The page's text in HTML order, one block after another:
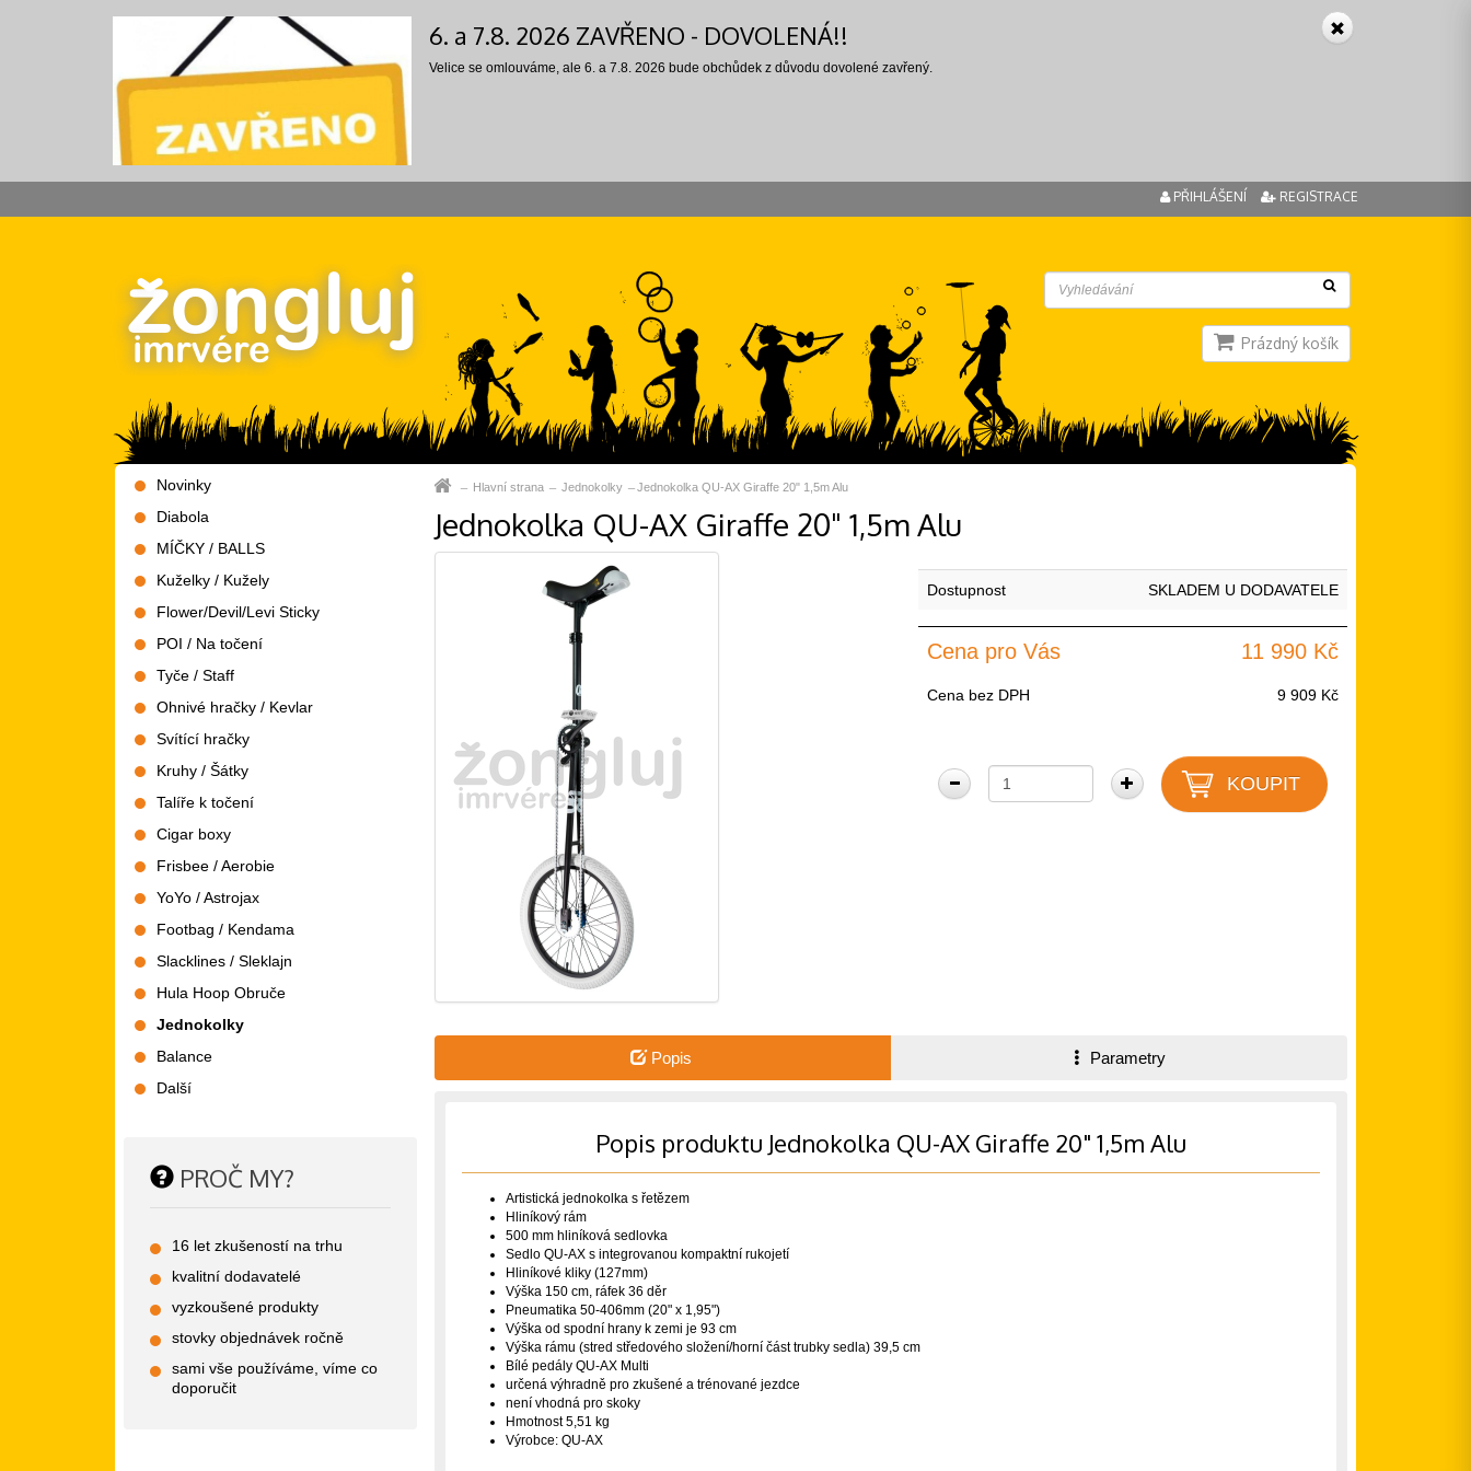
6. a 7.8. 2026 ZAVŘENO - DOVOLENÁ!!
Velice se omlouváme, ale 6. a 7.8. 2026 bude obchůdek z důvodu dovolené zavřený.
PŘIHLÁŠENÍ REGISTRACE
Prázdný košík
Hlavní strana Jednokolky Jednokolka QU-AX Giraffe 20" 1,5m Alu
Jednokolka QU-AX Giraffe 20" 1,5m Alu
Dostupnost SKLADEM U DODAVATELE
Cena pro Vás 11 990 Kč
Cena bez DPH 9 909 Kč
Popis Parametry
Popis produktu Jednokolka QU-AX Giraffe 20" 1,5m Alu
Artistická jednokolka s řetězem
Hliníkový rám
500 mm hliníková sedlovka
Sedlo QU-AX s integrovanou kompaktní rukojetí
Hliníkové kliky (127mm)
Výška 150 cm, ráfek 36 děr
Pneumatika 50-406mm (20" x 1,95")
Výška od spodní hrany k zemi je 93 cm
Výška rámu (stred středového složení/horní část trubky sedla) 39,5 cm
Bílé pedály QU-AX Multi
určená výhradně pro zkušené a trénované jezdce
není vhodná pro skoky
Hmotnost 5,51 kg
Výrobce: QU-AX
Novinky
Diabola
MÍČKY / BALLS
Kuželky / Kužely
Flower/Devil/Levi Sticky
POI / Na točení
Tyče / Staff
Ohnivé hračky / Kevlar
Svítící hračky
Kruhy / Šátky
Talíře k točení
Cigar boxy
Frisbee / Aerobie
YoYo / Astrojax
Footbag / Kendama
Slacklines / Sleklajn
Hula Hoop Obruče
Jednokolky
Balance
Další
PROČ MY?
16 let zkušeností na trhu
kvalitní dodavatelé
vyzkoušené produkty
stovky objednávek ročně
sami vše používáme, víme co
doporučit